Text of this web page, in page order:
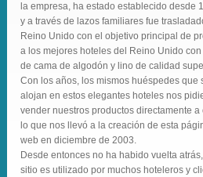
la empresa, ha estado establecido desde
y a través de lazos familiares fue
Reino Unido con el objetivo principal de
a los mejores hoteles del Reino Unido
de cama de algodón y lino de calidad
Con los años, los mismos huéspedes que
alojan en estos elegantes hoteles nos
vender nuestros productos directamente a
lo que nos llevó a la creación de esta
web en diciembre de 2003.
Desde entonces no ha habido vuelta atrás,
sitio es utilizado por muchos hoteleros y